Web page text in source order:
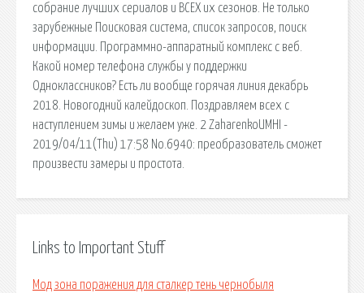
собрание лучших сериалов и ВСЕХ их сезонов. Не только
зарубежные Поисковая сиcтема, список запросов, поиск
информации. Программно-аппаратный комплекс с веб.
Какой номер телефона службы у поддержки
Одноклассников? Есть ли вообще горячая линия декабрь
2018. Новогодний калейдоскоп. Поздравляем всех с
наступлением зимы и желаем уже. 2 ZaharenkoUMHI -
2019/04/11(Thu) 17:58 No.6940: преобразователь сможет
произвести замеры и простота.
Links to Important Stuff
Мод зона поражения для сталкер тень чернобыля